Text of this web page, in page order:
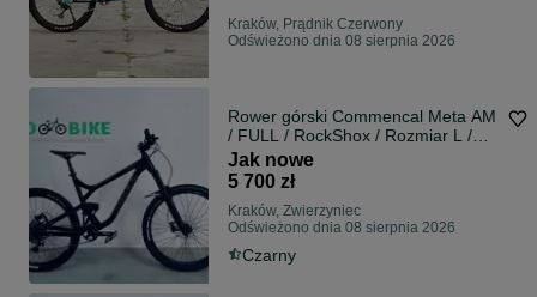
Kraków, Prądnik Czerwony
Odświeżono dnia 08 sierpnia 2026
Rower górski Commencal Meta AM
/ FULL / RockShox / Rozmiar L /
Koła 27,6”
Jak nowe
5 700 zł
Kraków, Zwierzyniec
Odświeżono dnia 08 sierpnia 2026
Czarny